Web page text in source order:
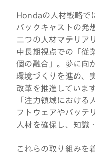
Hondaの人材戦略で
バックキャストの発
二つの人材マテリア
中長期視点での「従
個の融合」。夢に向
環境づくりを進め、
改革を推進していま
「注力領域における
フトウェアやバッテ
人材を確保し、知識
これらの取り組みを